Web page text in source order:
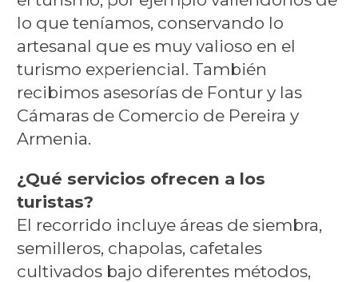
lo que teníamos, conservando lo
artesanal que es muy valioso en el
turismo experiencial. También
recibimos asesorías de Fontur y las
Cámaras de Comercio de Pereira y
Armenia.
¿Qué servicios ofrecen a los
turistas?
El recorrido incluye áreas de siembra,
semilleros, chapolas, cafetales
cultivados bajo diferentes métodos,